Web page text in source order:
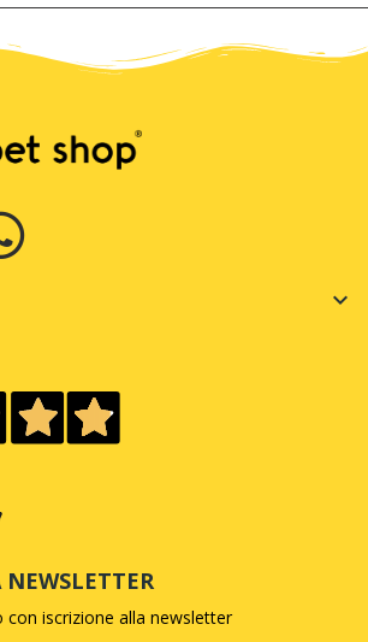

con iscrizione alla newsletter